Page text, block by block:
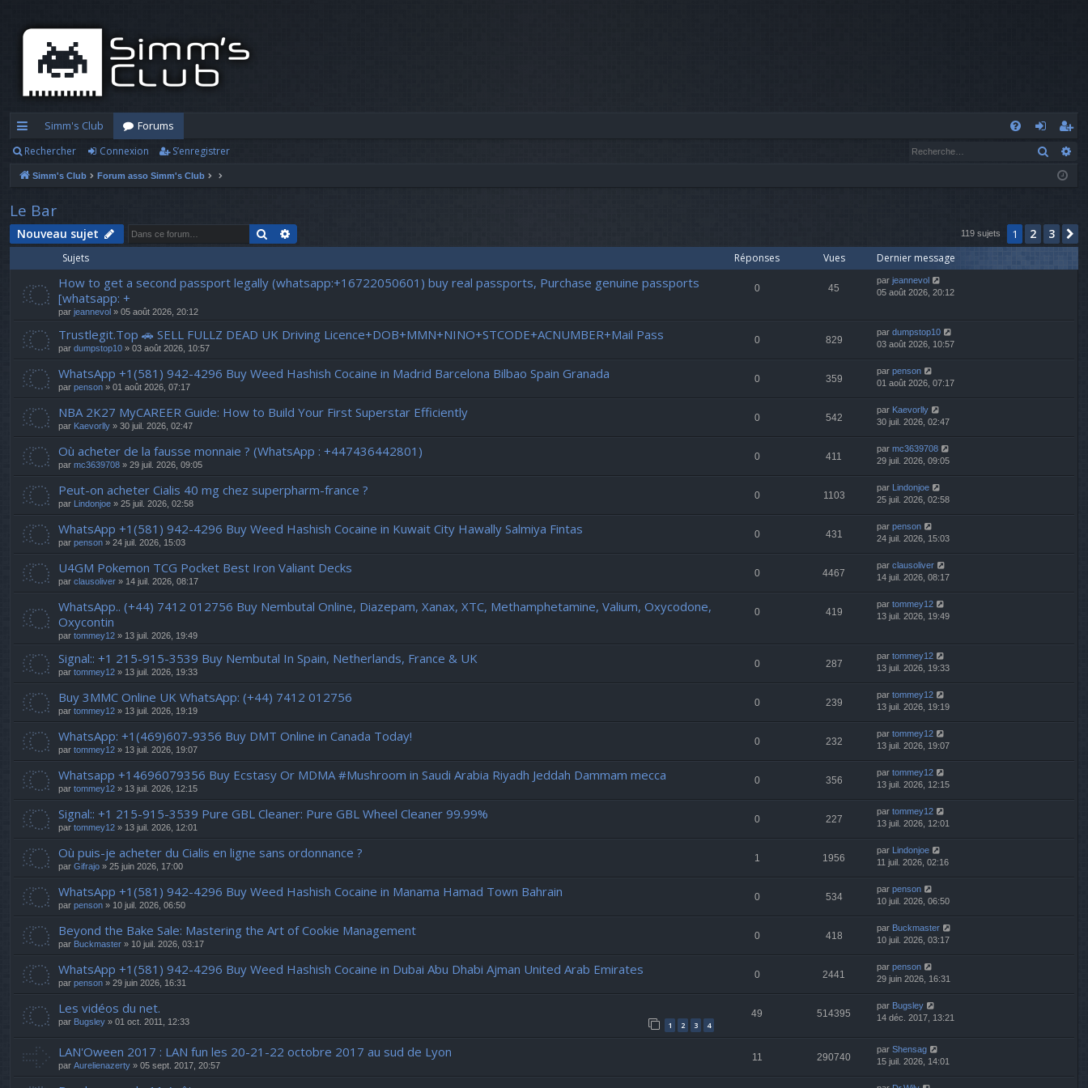
cc
ès
ra
pi
Simm's Club
Forums
o
ex
’e
nr
ist
Rechercher Connexion S’enregistrer
Simm's Club Forum asso Simm's Club
Le Bar
Nouveau sujet Rechercher 119 sujets 1 2 3
Sujets Réponses Vues Dernier message
How to get a second passport legally (whatsapp:+16722050601) buy real passports, Purchase genuine passports
[whatsapp: +
par jeannevol » 05 août 2026, 20:12
0 45
par jeannevol
05 août 2026, 20:12
Trustlegit.Top 🚗 SELL FULLZ DEAD UK Driving Licence+DOB+MMN+NINO+STCODE+ACNUMBER+Mail Pass
par dumpstop10 » 03 août 2026, 10:57
0 829
par dumpstop10
03 août 2026, 10:57
WhatsApp +1(581) 942-4296 Buy Weed Hashish Cocaine in Madrid Barcelona Bilbao Spain Granada
par penson » 01 août 2026, 07:17
0 359
par penson
01 août 2026, 07:17
NBA 2K27 MyCAREER Guide: How to Build Your First Superstar Efficiently
par Kaevorlly » 30 juil. 2026, 02:47
0 542
par Kaevorlly
30 juil. 2026, 02:47
Où acheter de la fausse monnaie ? (WhatsApp : +447436442801)
par mc3639708 » 29 juil. 2026, 09:05
0 411
par mc3639708
29 juil. 2026, 09:05
Peut-on acheter Cialis 40 mg chez superpharm-france ?
par Lindonjoe » 25 juil. 2026, 02:58
0 1103
par Lindonjoe
25 juil. 2026, 02:58
WhatsApp +1(581) 942-4296 Buy Weed Hashish Cocaine in Kuwait City Hawally Salmiya Fintas
par penson » 24 juil. 2026, 15:03
0 431
par penson
24 juil. 2026, 15:03
U4GM Pokemon TCG Pocket Best Iron Valiant Decks
par clausoliver » 14 juil. 2026, 08:17
0 4467
par clausoliver
14 juil. 2026, 08:17
WhatsApp.. (+44) 7412 012756 Buy Nembutal Online, Diazepam, Xanax, XTC, Methamphetamine, Valium, Oxycodone,
Oxycontin
par tommey12 » 13 juil. 2026, 19:49
0 419
par tommey12
13 juil. 2026, 19:49
Signal:: +1 215-915-3539 Buy Nembutal In Spain, Netherlands, France & UK
par tommey12 » 13 juil. 2026, 19:33
0 287
par tommey12
13 juil. 2026, 19:33
Buy 3MMC Online UK WhatsApp: (+44) 7412 012756
par tommey12 » 13 juil. 2026, 19:19
0 239
par tommey12
13 juil. 2026, 19:19
WhatsApp: +1(469)607-9356 Buy DMT Online in Canada Today!
par tommey12 » 13 juil. 2026, 19:07
0 232
par tommey12
13 juil. 2026, 19:07
Whatsapp +14696079356 Buy Ecstasy Or MDMA #Mushroom in Saudi Arabia Riyadh Jeddah Dammam mecca
par tommey12 » 13 juil. 2026, 12:15
0 356
par tommey12
13 juil. 2026, 12:15
Signal:: +1 215-915-3539 Pure GBL Cleaner: Pure GBL Wheel Cleaner 99.99%
par tommey12 » 13 juil. 2026, 12:01
0 227
par tommey12
13 juil. 2026, 12:01
Où puis-je acheter du Cialis en ligne sans ordonnance ?
par Gifrajo » 25 juin 2026, 17:00
1 1956
par Lindonjoe
11 juil. 2026, 02:16
WhatsApp +1(581) 942-4296 Buy Weed Hashish Cocaine in Manama Hamad Town Bahrain
par penson » 10 juil. 2026, 06:50
0 534
par penson
10 juil. 2026, 06:50
Beyond the Bake Sale: Mastering the Art of Cookie Management
par Buckmaster » 10 juil. 2026, 03:17
0 418
par Buckmaster
10 juil. 2026, 03:17
WhatsApp +1(581) 942-4296 Buy Weed Hashish Cocaine in Dubai Abu Dhabi Ajman United Arab Emirates
par penson » 29 juin 2026, 16:31
0 2441
par penson
29 juin 2026, 16:31
Les vidéos du net.
par Bugsley » 01 oct. 2011, 12:33 1 2 3 4
49 514395
par Bugsley
14 déc. 2017, 13:21
LAN'Oween 2017 : LAN fun les 20-21-22 octobre 2017 au sud de Lyon
par Aurelienazerty » 05 sept. 2017, 20:57
11 290740
par Shensag
15 juil. 2026, 14:01